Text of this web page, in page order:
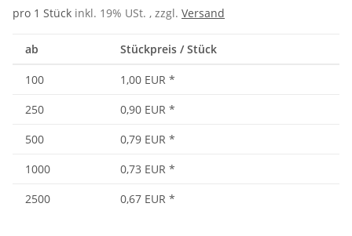
pro 1 Stück inkl. 19% USt. , zzgl. Versand
ab Stückpreis / Stück
100 1,00 EUR *
250
0,90 EUR *
500
0,79 EUR *
1000
0,73 EUR *
2500
0,67 EUR *